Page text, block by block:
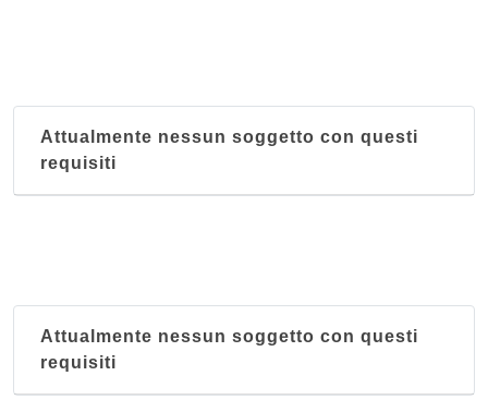
Attualmente nessun soggetto con questi
requisiti
Attualmente nessun soggetto con questi
requisiti